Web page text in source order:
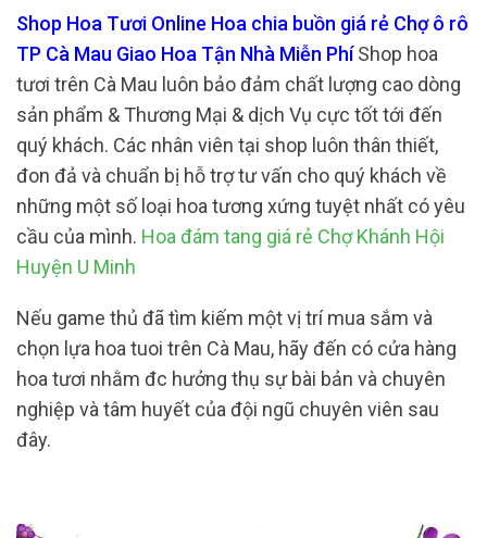
Shop Hoa Tươi Online Hoa chia buồn giá rẻ Chợ ô rô
TP Cà Mau Giao Hoa Tận Nhà Miễn PhíShop hoa
tươi trên Cà Mau luôn bảo đảm chất lượng cao dòng
sản phẩm & Thương Mại & dịch Vụ cực tốt tới đến
quý khách. Các nhân viên tại shop luôn thân thiết,
đon đả và chuẩn bị hỗ trợ tư vấn cho quý khách về
những một số loại hoa tương xứng tuyệt nhất có yêu
cầu của mình. Hoa đám tang giá rẻ Chợ Khánh Hội
Huyện U Minh
Nếu game thủ đã tìm kiếm một vị trí mua sắm và
chọn lựa hoa tuoi trên Cà Mau, hãy đến có cửa hàng
hoa tươi nhằm đc hưởng thụ sự bài bản và chuyên
nghiệp và tâm huyết của đội ngũ chuyên viên sau
đây.